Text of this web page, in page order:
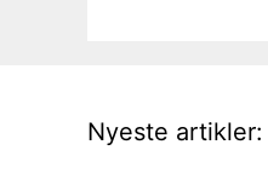
Nyeste artikler: